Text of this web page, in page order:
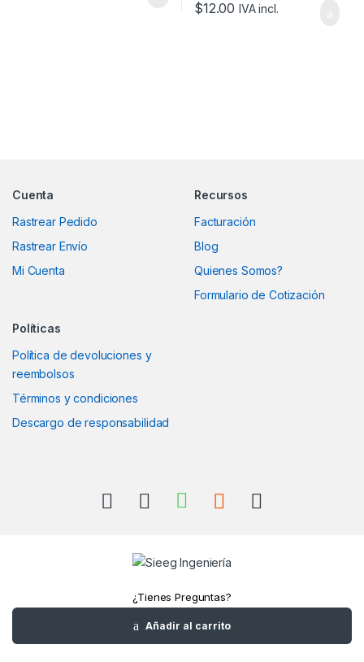
Añadir al carrito
$12.00 IVA incl.
Cuenta
Rastrear Pedido
Rastrear Envío
Mi Cuenta
Recursos
Facturación
Blog
Quienes Somos?
Formulario de Cotización
Políticas
Política de devoluciones y
reembolsos
Términos y condiciones
Descargo de responsabilidad
¿Tienes Preguntas?
Llámanos
+52(961)1180157